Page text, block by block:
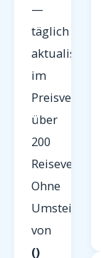
—
täglich
aktualisiert
im
Preisvergleich
über
200
Ohne
Umsteigen
von
()